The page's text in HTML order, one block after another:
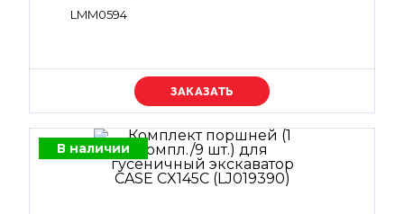
LMM0594
Уточняйте цену
В наличии